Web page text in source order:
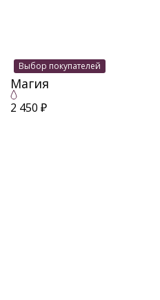
Выбор покупателей
Магия
2 450 ₽